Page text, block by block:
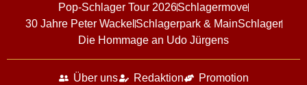
Pop-Schlager Tour 2026Schlagermove
30 Jahre Peter Wackel Schlagerpark & MainSchlager
Die Hommage an Udo Jürgens
Über uns Redaktion
Promotion